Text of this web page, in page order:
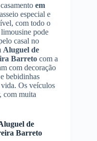
em
especial e
com todo o
pode
casal no
Aluguel de
Barreto com a
com decoração
bebidinhas
vida. Os veículos
com muita
de
Barreto